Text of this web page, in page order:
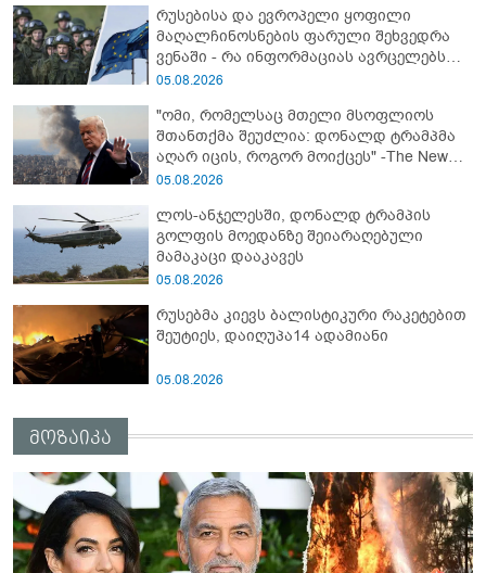
რუსებისა და ევროპელი ყოფილი
მაღალჩინოსნების ფარული შეხვედრა
ვენაში - რა ინფორმაციას ავრცელებს
Bloomberg-ი
05.08.2026
"ომი, რომელსაც მთელი მსოფლიოს
შთანთქმა შეუძლია: დონალდ ტრამპმა
აღარ იცის, როგორ მოიქცეს" -The New
York Times
05.08.2026
ლოს-ანჯელესში, დონალდ ტრამპის
გოლფის მოედანზე შეიარაღებული
მამაკაცი დააკავეს
05.08.2026
რუსებმა კიევს ბალისტიკური რაკეტებით
შეუტიეს, დაიღუპა14 ადამიანი
05.08.2026
მოზაიკა